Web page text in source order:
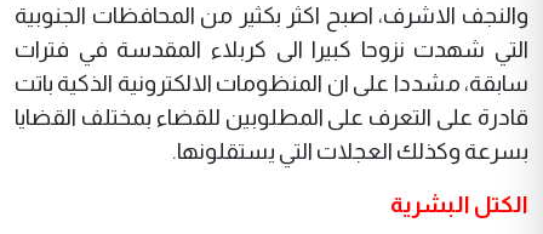
والنجف الاشرف، اصبح اكثر بكثير من المحافظات الجنوبية
التي شهدت نزوحا كبيرا الى كربلاء المقدسة في فترات
سابقة، مشددا على ان المنظومات الالكترونية الذكية باتت
قادرة على التعرف على المطلوبين للقضاء بمختلف القضايا
بسرعة وكذلك العجلات التي يستقلونها.
الكتل البشرية